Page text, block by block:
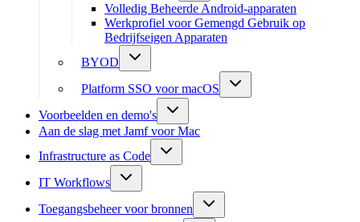
Volledig Beheerde Android-apparaten
Werkprofiel voor Gemengd Gebruik op
Bedrijfseigen Apparaten
BYOD
Platform SSO voor macOS
Voorbeelden en demo's
Aan de slag met Jamf voor Mac
Infrastructure as Code
IT Workflows
Toegangsbeheer voor bronnen